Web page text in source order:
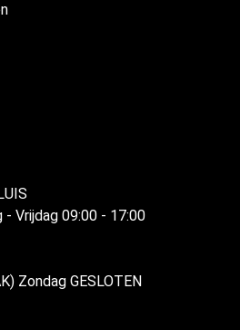
- Vrijdag 09:00 - 17:00
Zondag GESLOTEN